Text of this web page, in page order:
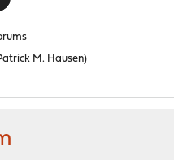
M. Hausen)